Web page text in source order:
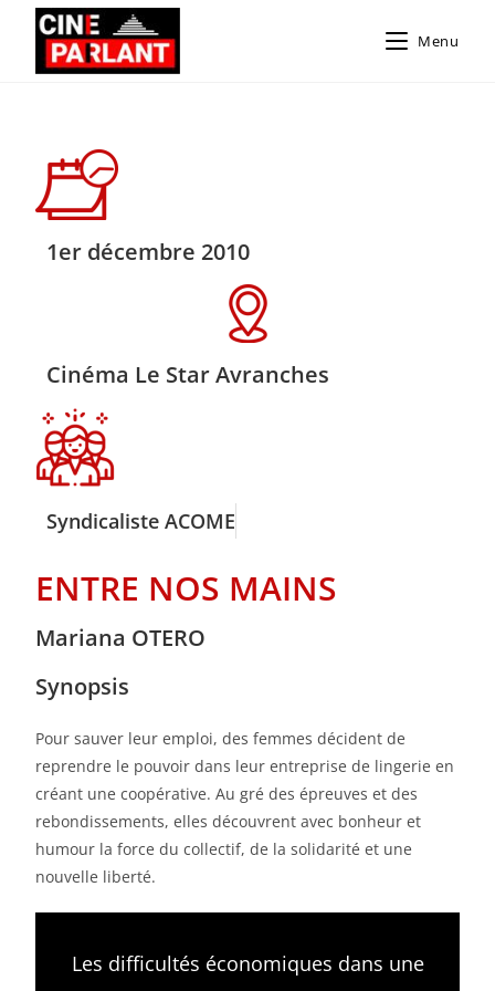
Menu
1er décembre 2010
Cinéma Le Star Avranches
Syndicaliste ACOME
ENTRE NOS MAINS
Mariana OTERO
Synopsis
Pour sauver leur emploi, des femmes décident de
reprendre le pouvoir dans leur entreprise de lingerie en
créant une coopérative. Au gré des épreuves et des
rebondissements, elles découvrent avec bonheur et
humour la force du collectif, de la solidarité et une
nouvelle liberté.
Les difficultés économiques dans une